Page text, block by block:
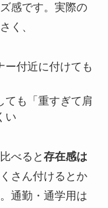
感です。実際の
く、
ー付近に付けても
ても「重すぎて肩
い
べると 存在感は
さん付けるとか
通勤・通学用は